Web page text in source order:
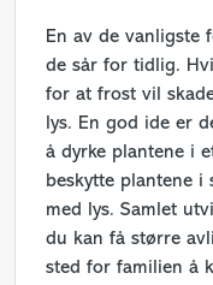
En av de vanligste
de sår for tidlig.
for at frost vil
lys. En god ide er
å dyrke plantene i
beskytte plantene
med lys. Samlet
du kan få større
sted for familien å